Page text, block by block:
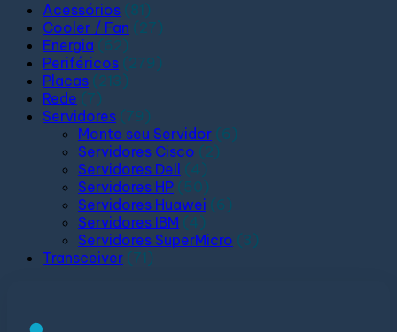
Acessórios (81)
Cooler / Fan (27)
Energia (62)
Periféricos (279)
Placas (213)
Rede (7)
Servidores (79)
Monte seu Servidor (6)
Servidores Cisco (2)
Servidores Dell
(4)
Servidores HP (50)
Servidores Huawei (6)
Servidores IBM (4)
Servidores SuperMicro (3)
Transceiver (71)